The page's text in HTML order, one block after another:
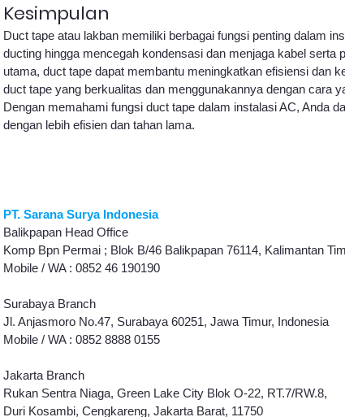
Kesimpulan
Duct tape atau lakban memiliki berbagai fungsi penting dalam
ducting hingga mencegah kondensasi dan menjaga kabel serta
utama, duct tape dapat membantu meningkatkan efisiensi dan
duct tape yang berkualitas dan menggunakannya dengan cara
Dengan memahami fungsi duct tape dalam instalasi AC, Anda
dengan lebih efisien dan tahan lama.
PT. Sarana Surya Indonesia
Balikpapan Head Office
Komp Bpn Permai ; Blok B/46 Balikpapan 76114, Kalimantan
Mobile / WA : 0852 46 190190
Surabaya Branch
Jl. Anjasmoro No.47, Surabaya 60251, Jawa Timur, Indonesia
Mobile / WA : 0852 8888 0155
Jakarta Branch
Rukan Sentra Niaga, Green Lake City Blok O-22, RT.7/RW.8,
Duri Kosambi, Cengkareng, Jakarta Barat, 11750